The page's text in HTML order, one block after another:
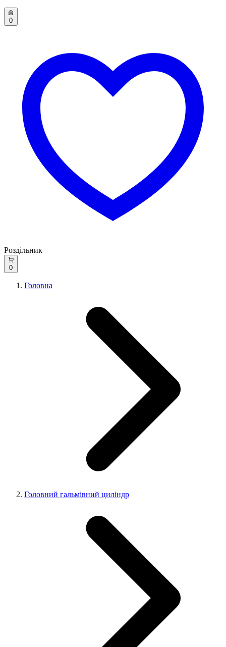
0
Роздільник
0
Головна
Головний гальмівний циліндр